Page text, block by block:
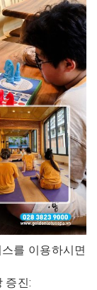
를 이용하시면
증진: